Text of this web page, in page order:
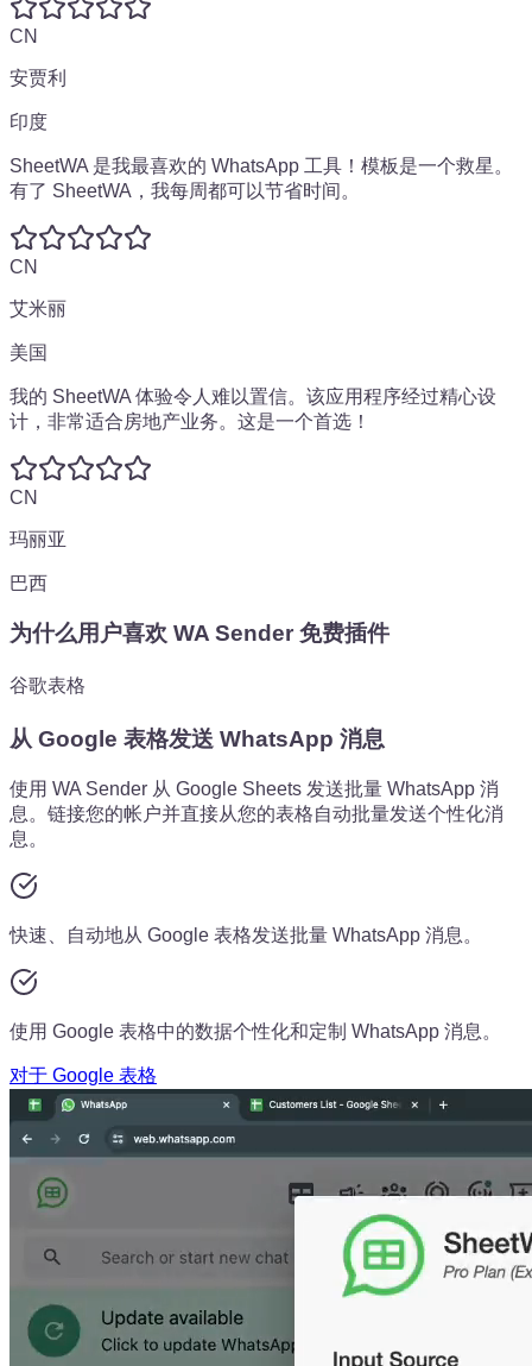
CN
安贾利
印度
SheetWA 是我最喜欢的 WhatsApp 工具！ 模板是一个救星。
有了 SheetWA，我每周都可以节省时间。
CN
艾米丽
美国
我的 SheetWA 体验令人难以置信。该应用程序经过精心设
计， 非常适合房地产业务。 这是一个首选！
CN
玛丽亚
巴西
为什么用户喜欢 WA Sender 免费插件
谷歌表格
从 Google 表格发送 WhatsApp 消息
使用 WA Sender 从 Google Sheets 发送批量 WhatsApp 消
息。链接您的帐户并直接从您的表格自动批量发送个性化消
息。
快速、自动地从 Google 表格发送批量 WhatsApp 消息。
使用 Google 表格中的数据个性化和定制 WhatsApp 消息。
对于 Google 表格